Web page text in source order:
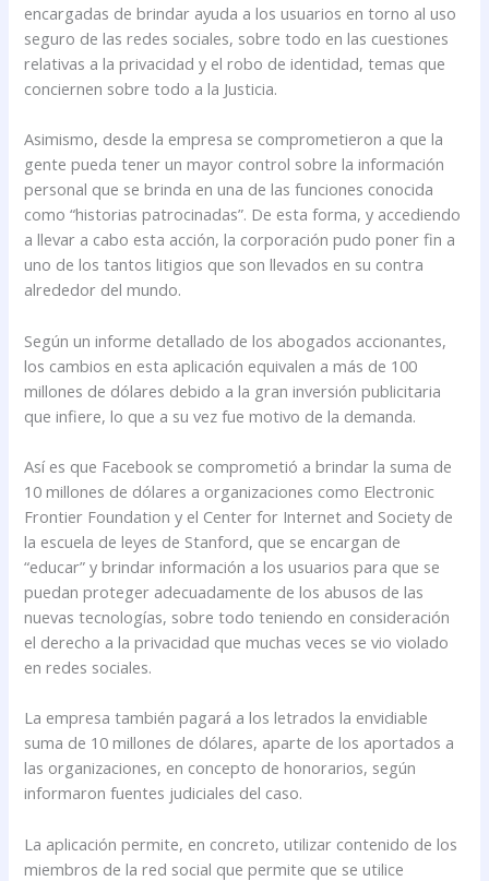
encargadas de brindar ayuda a los usuarios en torno al uso
seguro de las redes sociales, sobre todo en las cuestiones
relativas a la privacidad y el robo de identidad, temas que
conciernen sobre todo a la Justicia.
Asimismo, desde la empresa se comprometieron a que la
gente pueda tener un mayor control sobre la información
personal que se brinda en una de las funciones conocida
como “historias patrocinadas”. De esta forma, y accediendo
a llevar a cabo esta acción, la corporación pudo poner fin a
uno de los tantos litigios que son llevados en su contra
alrededor del mundo.
Según un informe detallado de los abogados accionantes,
los cambios en esta aplicación equivalen a más de 100
millones de dólares debido a la gran inversión publicitaria
que infiere, lo que a su vez fue motivo de la demanda.
Así es que Facebook se comprometió a brindar la suma de
10 millones de dólares a organizaciones como Electronic
Frontier Foundation y el Center for Internet and Society de
la escuela de leyes de Stanford, que se encargan de
“educar” y brindar información a los usuarios para que se
puedan proteger adecuadamente de los abusos de las
nuevas tecnologías, sobre todo teniendo en consideración
el derecho a la privacidad que muchas veces se vio violado
en redes sociales.
La empresa también pagará a los letrados la envidiable
suma de 10 millones de dólares, aparte de los aportados a
las organizaciones, en concepto de honorarios, según
informaron fuentes judiciales del caso.
La aplicación permite, en concreto, utilizar contenido de los
miembros de la red social que permite que se utilice